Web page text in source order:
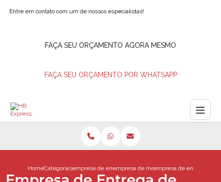
Entre em contato com um de nossos especialistas!
FAÇA SEU ORÇAMENTO AGORA MESMO
FAÇA SEU ORÇAMENTO POR WHATSAPP
HomeCategoriasempresa de entregasempresa de moto entregaempresa de entrega de